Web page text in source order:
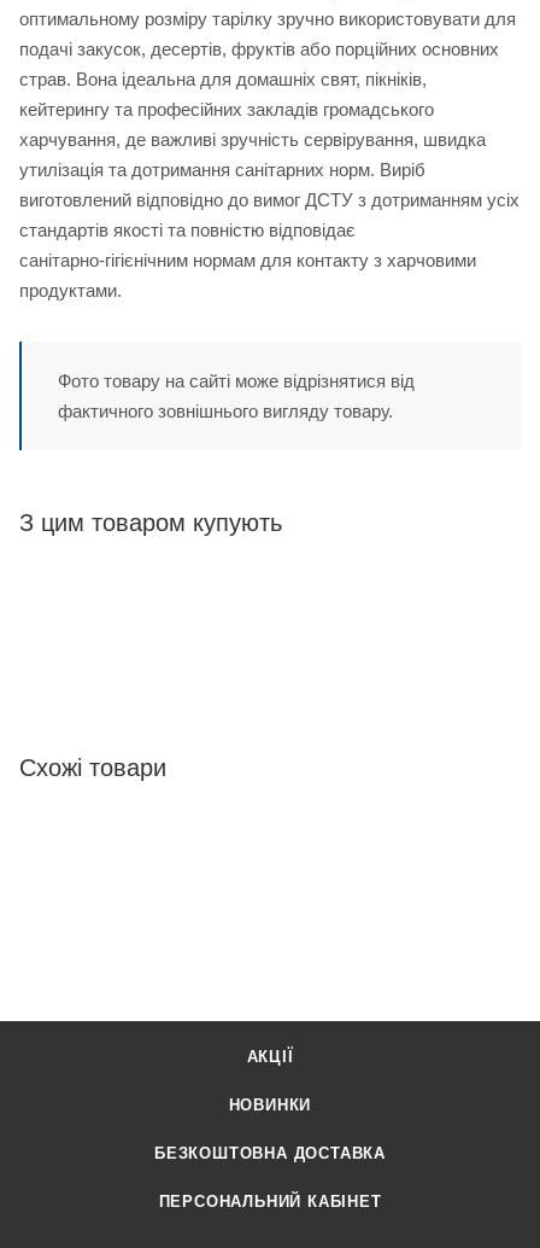
оптимальному розміру тарілку зручно використовувати для
подачі закусок, десертів, фруктів або порційних основних
страв. Вона ідеальна для домашніх свят, пікніків,
кейтерингу та професійних закладів громадського
харчування, де важливі зручність сервірування, швидка
утилізація та дотримання санітарних норм. Виріб
виготовлений відповідно до вимог ДСТУ з дотриманням усіх
стандартів якості та повністю відповідає
санітарно‑гігієнічним нормам для контакту з харчовими
продуктами.
Фото товару на сайті може відрізнятися від
фактичного зовнішнього вигляду товару.
З цим товаром купують
Схожі товари
АКЦІЇ
НОВИНКИ
БЕЗКОШТОВНА ДОСТАВКА
ПЕРСОНАЛЬНИЙ КАБІНЕТ